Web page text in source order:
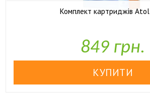
Комплект картриджів
849 грн.